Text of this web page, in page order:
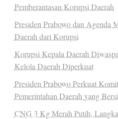
Pemberantasan Korupsi Daerah
Presiden Prabowo dan Agenda
Daerah dari Korupsi
Korupsi Kepala Daerah
Kelola Daerah Diperkuat
Presiden Prabowo Perkuat
Pemerintahan Daerah yang
CNG 3 Kg Merah Putih,